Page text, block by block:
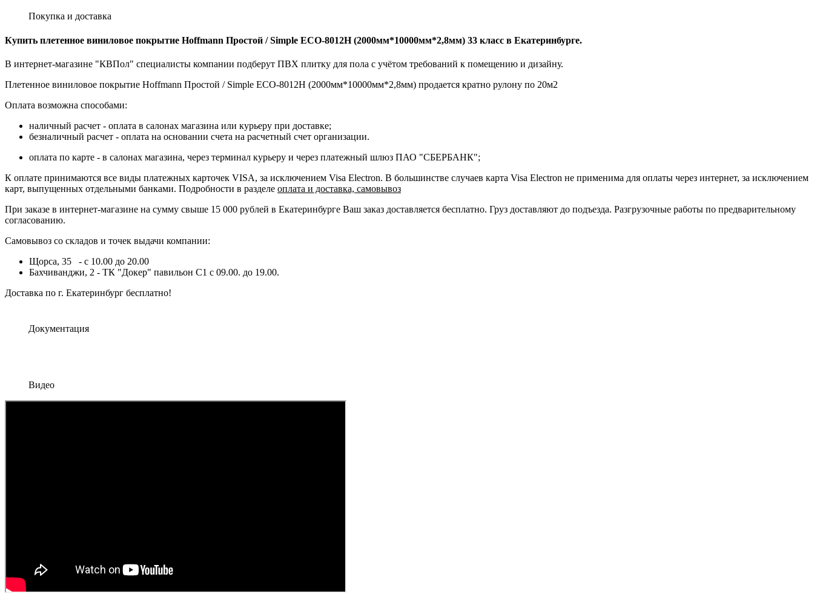
Покупка и доставка
Купить плетенное виниловое покрытие Hoffmann Простой / Simple ECO-8012H (2000мм*10000мм*2,8мм) 33 класс в Екатеринбурге.
В интернет-магазине "КВПол" специалисты компании подберут ПВХ плитку для пола с учётом требований к помещению и дизайну.
Плетенное виниловое покрытие Hoffmann Простой / Simple ECO-8012H (2000мм*10000мм*2,8мм) продается кратно рулону по 20м2
Оплата возможна способами:
наличный расчет - оплата в салонах магазина или курьеру при доставке;
безналичный расчет - оплата на основании счета на расчетный счет организации.
оплата по карте - в салонах магазина, через терминал курьеру и через платежный шлюз ПАО "СБЕРБАНК";
К оплате принимаются все виды платежных карточек VISA, за исключением Visa Electron. В большинстве случаев карта Visa Electron не применима для оплаты через интернет, за исключением
карт, выпущенных отдельными банками. Подробности в разделе оплата и доставка, самовывоз
При заказе в интернет-магазине на сумму свыше 15 000 рублей в Екатеринбурге Ваш заказ доставляется бесплатно. Груз доставляют до подъезда. Разгрузочные работы по предварительному
согласованию.
Самовывоз со складов и точек выдачи компании:
Щорса, 35 - с 10.00 до 20.00
Бахчиванджи, 2 - ТК "Докер" павильон С1 с 09.00. до 19.00.
Доставка по г. Екатеринбург бесплатно!
Документация
Видео